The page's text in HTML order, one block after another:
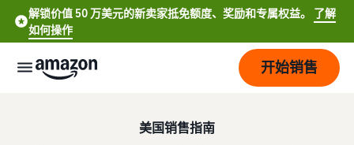
解锁价值 50 万美元的新卖家抵免额度、奖励和专属权益。 了解
如何操作
开始销售
美国销售指南